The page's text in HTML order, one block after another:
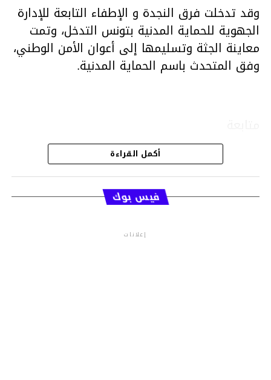
وقد تدخلت فرق النجدة و الإطفاء التابعة للإدارة
الجهوية للحماية المدنية بتونس التدخل، وتمت
معاينة الجثة وتسليمها إلى أعوان الأمن الوطني،
وفق المتحدث باسم الحماية المدنية.
قسم الاخبار
أكمل القراءة
فيس بوك
إعلانات